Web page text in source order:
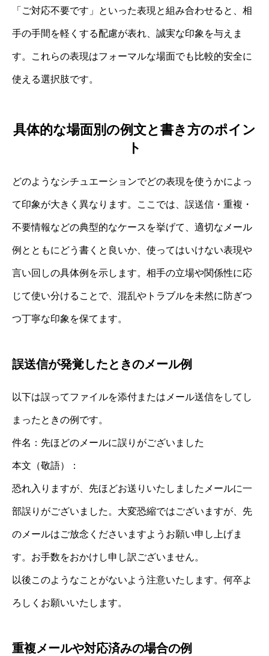
「ご対応不要です」といった表現と組み合わせると、相
手の手間を軽くする配慮が表れ、誠実な印象を与えま
す。これらの表現はフォーマルな場面でも比較的安全に
使える選択肢です。
具体的な場面別の例文と書き方のポイン
ト
どのようなシチュエーションでどの表現を使うかによっ
て印象が大きく異なります。ここでは、誤送信・重複・
不要情報などの典型的なケースを挙げて、適切なメール
例とともにどう書くと良いか、使ってはいけない表現や
言い回しの具体例を示します。相手の立場や関係性に応
じて使い分けることで、混乱やトラブルを未然に防ぎつ
つ丁寧な印象を保てます。
誤送信が発覚したときのメール例
以下は誤ってファイルを添付またはメール送信をしてし
まったときの例です。
件名：先ほどのメールに誤りがございました
本文（敬語）：
恐れ入りますが、先ほどお送りいたしましたメールに一
部誤りがございました。大変恐縮ではございますが、先
のメールはご放念くださいますようお願い申し上げま
す。お手数をおかけし申し訳ございません。
以後このようなことがないよう注意いたします。何卒よ
ろしくお願いいたします。
重複メールや対応済みの場合の例